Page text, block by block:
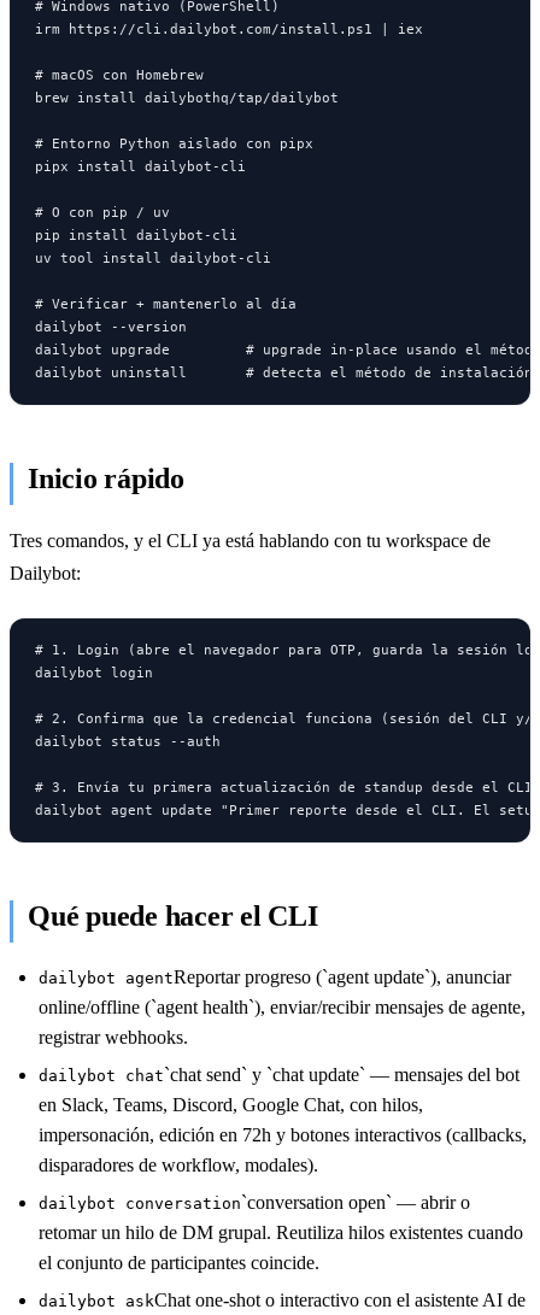
# Windows nativo (PowerShell)
irm https://cli.dailybot.com/install.ps1 | iex
# macOS con Homebrew
brew install dailybothq/tap/dailybot
# Entorno Python aislado con pipx
pipx install dailybot-cli
# O con pip / uv
pip install dailybot-cli
uv tool install dailybot-cli
# Verificar + mantenerlo al día
dailybot --version
dailybot upgrade         # upgrade in-place usando el
dailybot uninstall       # detecta el método de instalación
Inicio rápido
Tres comandos, y el CLI ya está hablando con tu workspace de
Dailybot:
# 1. Login (abre el navegador para OTP, guarda la sesión
dailybot login
# 2. Confirma que la credencial funciona (sesión del CLI y/
dailybot status --auth
# 3. Envía tu primera actualización de standup desde el CLI.
dailybot agent update "Primer reporte desde el CLI. El
Qué puede hacer el CLI
dailybot agentReportar progreso (`agent update`), anunciar
online/offline (`agent health`), enviar/recibir mensajes de agente,
registrar webhooks.
dailybot chat`chat send` y `chat update` — mensajes del bot
en Slack, Teams, Discord, Google Chat, con hilos,
impersonación, edición en 72h y botones interactivos (callbacks,
disparadores de workflow, modales).
dailybot conversation`conversation open` — abrir o
retomar un hilo de DM grupal. Reutiliza hilos existentes cuando
el conjunto de participantes coincide.
dailybot askChat one-shot o interactivo con el asistente AI de